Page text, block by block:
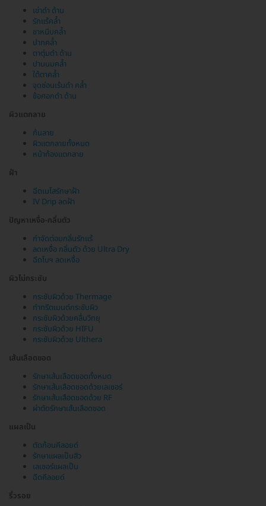
เข่าดำ ด้าน
รักแร้คล้ำ
ขาหนีบคล้ำ
ปากคล้ำ
ตาตุ่มดำ ด้าน
ปานนมคล้ำ
ใต้ตาคล้ำ
จุดซ่อนเร้นดำ คล้ำ
ข้อศอกดำ ด้าน
ผิวแตกลาย
ก้นลาย
ผิวแตกลายทั้งหมด
หน้าท้องแตกลาย
ฝ้า
ฉีดเมโสรักษาฝ้า
IV Drip ลดฝ้า
ปัญหาเหงื่อ-กลิ่นตัว
กำจัดต่อมกลิ่นรักแร้
ลดเหงื่อ กลิ่นตัว ด้วย Ultra Dry
ฉีดโบฯ ลดเหงื่อ
ผิวไม่กระชับ
กระชับผิวด้วย Thermage
ทำทรีตเมนต์กระชับผิว
กระชับผิวด้วยคลื่นวิทยุ
กระชับผิวด้วย HIFU
กระชับผิวด้วย Ulthera
เส้นเลือดขอด
รักษาเส้นเลือดขอดทั้งหมด
รักษาเส้นเลือดขอดด้วยเลเซอร์
รักษาเส้นเลือดขอดด้วย RF
ผ่าตัดรักษาเส้นเลือดขอด
แผลเป็น
ตัดก้อนคีลอยด์
รักษาแผลเป็นสิว
เลเซอร์แผลเป็น
ฉีดคีลอยด์
ริ้วรอย